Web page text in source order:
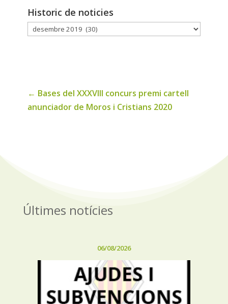
Historic de noticies
Historic
← Bases del XXXVIII concurs premi cartell
anunciador de Moros i Cristians 2020
Últimes notícies
06/08/2026